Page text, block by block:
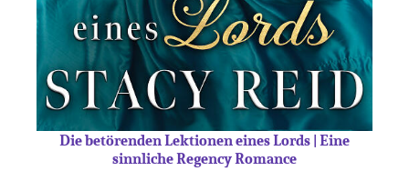
Die betörenden Lektionen eines Lords | Eine
sinnliche Regency Romance